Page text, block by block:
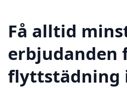
Få alltid
erbjudanden
flyttstädning